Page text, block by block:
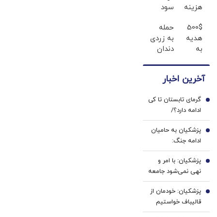
هزینه
دندان
پزشکی
با پک
خانگی
سود
از تورم
جا
نمونی
500$
هدیه
به
نام کن
حمله
به زردی
دندان
سفید
دندان!
خرید40%تخفیف
آخرین اخبار
گرمای تابستان تا کی
ادامه دارد؟/
هواشناسی: ۴۰ تا
۵۰ روز دیگر گرما در
پیش داریم
1
پزشکیان به حامیان
ادامه جنگ:
همین‌جوری نگویید
بزن/تبعاتش را هم
باید دید
2
پزشکیان: با امر و
نهی نمی‌شود جامعه
را اداره کرد
3
پزشکیان: خودمان از
قالیباف خواستیم
رئیس تیم
4